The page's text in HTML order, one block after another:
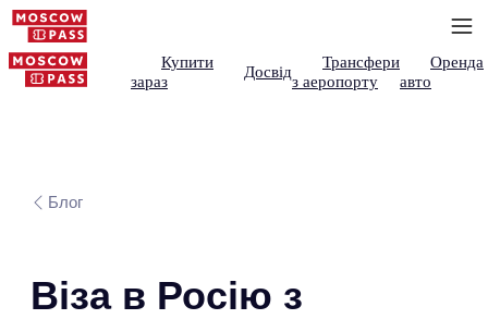
Купити
зараз
Досвід
Трансфери
з аеропорту
Оренда
авто
Блог
Віза в Росію з